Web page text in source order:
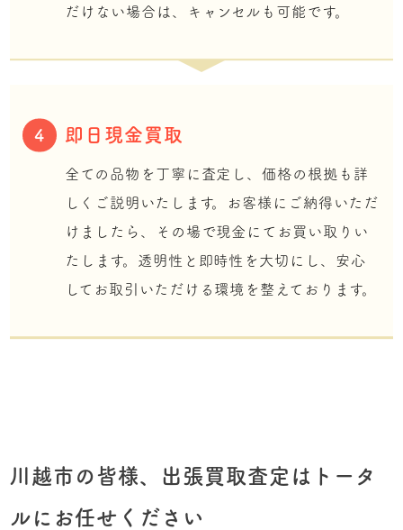
だけない場合は、キャンセルも可能です。
4 即日現金買取
全ての品物を丁寧に査定し、価格の根拠も詳
しくご説明いたします。お客様にご納得いただ
けましたら、その場で現金にてお買い取りい
たします。透明性と即時性を大切にし、安心
してお取引いただける環境を整えております。
川越市の皆様、出張買取査定はトータ
ルにお任せください